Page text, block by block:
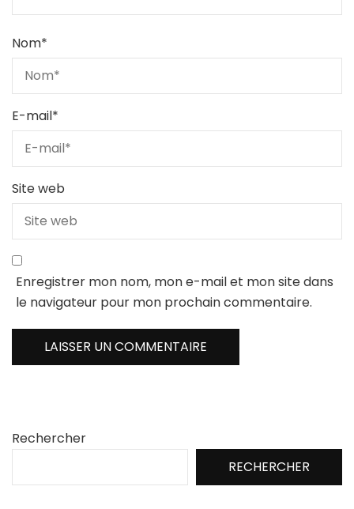
Nom*
E-mail*
Site web
Enregistrer mon nom, mon e-mail et mon site dans
le navigateur pour mon prochain commentaire.
Rechercher
RECHERCHER